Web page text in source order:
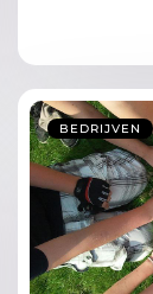
BEDRIJVEN